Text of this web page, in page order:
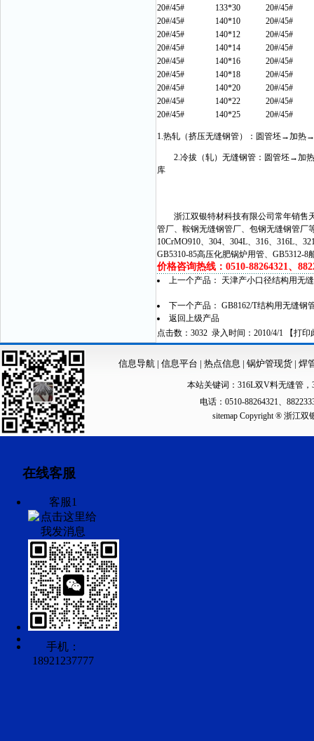
20#/45#
133*30
20#/45#
20#/45#
140*10
20#/45#
20#/45#
140*12
20#/45#
20#/45#
140*14
20#/45#
20#/45#
140*16
20#/45#
20#/45#
140*18
20#/45#
20#/45#
140*20
20#/45#
20#/45#
140*22
20#/45#
20#/45#
140*25 20#/45#
1.热轧（挤压无缝钢管）：圆管坯→加
2.冷拔（轧）无缝钢管：圆管坯→加
库
浙江双银特材科技有限公司常年销售天
管厂、鞍钢无缝钢管厂、包钢无缝钢管厂
10CrMO910、304、304L、316、316L、
GB5310-85高压化肥锅炉用管、GB5312-8
价格咨询热线：0510-88264321、
上一个产品： 天津产小口径结构用无
下一个产品： GB8162/T结构用无缝钢
返回上级产品
点击数：3032 录入时间：2010/4/1 【打印
信息导航 |信息平台 |热点信息 | 锅炉管现货 | 焊
本站关键词： 316L双V料无缝管 ，
电话：0510-88264321、
sitemap Copyright ® 浙江双
在线客服
客服1
手机：
18921237777